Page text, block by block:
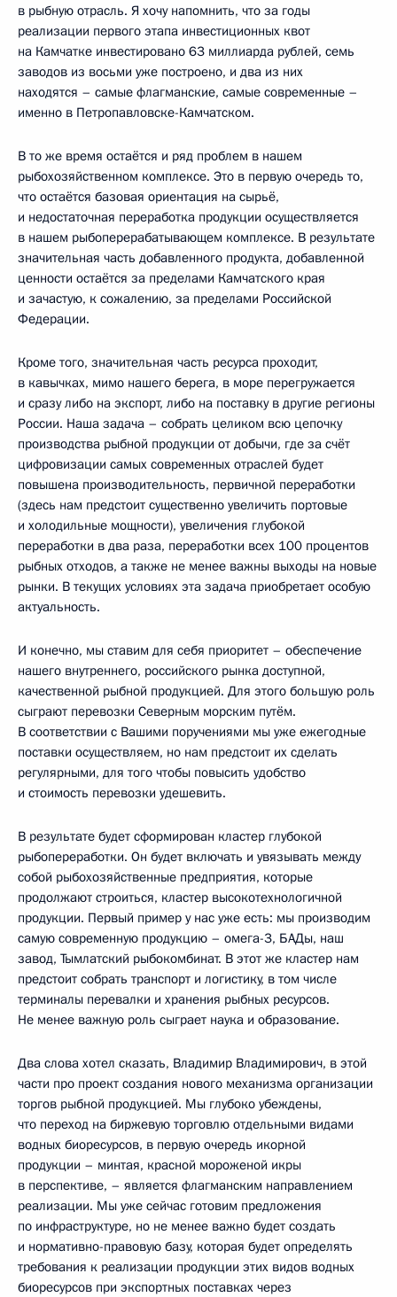
в рыбную отрасль. Я хочу напомнить, что за годы
реализации первого этапа инвестиционных квот
на Камчатке инвестировано 63 миллиарда рублей, семь
заводов из восьми уже построено, и два из них
находятся – самые флагманские, самые современные –
именно в Петропавловске-Камчатском.
В то же время остаётся и ряд проблем в нашем
рыбохозяйственном комплексе. Это в первую очередь то,
что остаётся базовая ориентация на сырьё,
и недостаточная переработка продукции осуществляется
в нашем рыбоперерабатывающем комплексе. В результате
значительная часть добавленного продукта, добавленной
ценности остаётся за пределами Камчатского края
и зачастую, к сожалению, за пределами Российской
Федерации.
Кроме того, значительная часть ресурса проходит,
в кавычках, мимо нашего берега, в море перегружается
и сразу либо на экспорт, либо на поставку в другие регионы
России. Наша задача – собрать целиком всю цепочку
производства рыбной продукции от добычи, где за счёт
цифровизации самых современных отраслей будет
повышена производительность, первичной переработки
(здесь нам предстоит существенно увеличить портовые
и холодильные мощности), увеличения глубокой
переработки в два раза, переработки всех 100 процентов
рыбных отходов, а также не менее важны выходы на новые
рынки. В текущих условиях эта задача приобретает особую
актуальность.
И конечно, мы ставим для себя приоритет – обеспечение
нашего внутреннего, российского рынка доступной,
качественной рыбной продукцией. Для этого большую роль
сыграют перевозки Северным морским путём.
В соответствии с Вашими поручениями мы уже ежегодные
поставки осуществляем, но нам предстоит их сделать
регулярными, для того чтобы повысить удобство
и стоимость перевозки удешевить.
В результате будет сформирован кластер глубокой
рыбопереработки. Он будет включать и увязывать между
собой рыбохозяйственные предприятия, которые
продолжают строиться, кластер высокотехнологичной
продукции. Первый пример у нас уже есть: мы производим
самую современную продукцию – омега-3, БАДы, наш
завод, Тымлатский рыбокомбинат. В этот же кластер нам
предстоит собрать транспорт и логистику, в том числе
терминалы перевалки и хранения рыбных ресурсов.
Не менее важную роль сыграет наука и образование.
Два слова хотел сказать, Владимир Владимирович, в этой
части про проект создания нового механизма организации
торгов рыбной продукцией. Мы глубоко убеждены,
что переход на биржевую торговлю отдельными видами
водных биоресурсов, в первую очередь икорной
продукции – минтая, красной мороженой икры
в перспективе, – является флагманским направлением
реализации. Мы уже сейчас готовим предложения
по инфраструктуре, но не менее важно будет создать
и нормативно-правовую базу, которая будет определять
требования к реализации продукции этих видов водных
биоресурсов при экспортных поставках через